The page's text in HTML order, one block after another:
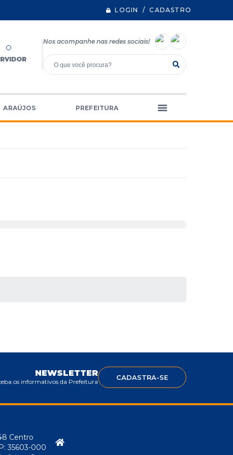
LOGIN / CADASTRO
Nos acompanhe nas redes sociais!
ARAÚJOS PREFEITURA
NEWSLETTER
os informativos da Prefeitura
CADASTRA-SE
Centro
35603-000